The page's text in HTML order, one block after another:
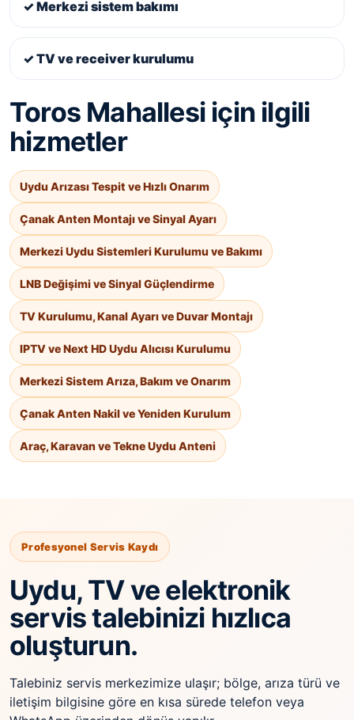
✓ Merkezi sistem bakımı
✓ TV ve receiver kurulumu
Toros Mahallesi için ilgili
hizmetler
Uydu Arızası Tespit ve Hızlı Onarım
Çanak Anten Montajı ve Sinyal Ayarı
Merkezi Uydu Sistemleri Kurulumu ve Bakımı
LNB Değişimi ve Sinyal Güçlendirme
TV Kurulumu, Kanal Ayarı ve Duvar Montajı
IPTV ve Next HD Uydu Alıcısı Kurulumu
Merkezi Sistem Arıza, Bakım ve Onarım
Çanak Anten Nakil ve Yeniden Kurulum
Araç, Karavan ve Tekne Uydu Anteni
Profesyonel Servis Kaydı
Uydu, TV ve elektronik
servis talebinizi hızlıca
oluşturun.
Talebiniz servis merkezimize ulaşır; bölge, arıza türü ve
iletişim bilgisine göre en kısa sürede telefon veya